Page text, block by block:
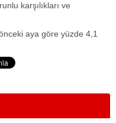
karşılıkları ve
aya göre yüzde 4,1